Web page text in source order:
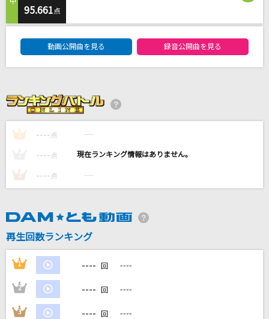
[生音]晴る
世界の中心で虹を叫んだサマー
虹のコンキスタドール
[生音]アイデア(ビデオクリップバージョン)
星野 源
私は、わたしの事が好き。
かぐや(cv.夏吉ゆうこ)
[生音]ギターと孤独と蒼い惑星
[生音]SUMMER SONG
YUI
DAMの新曲・ランキングなど
95.661 点
動画公開曲を見る 録音公開曲を見る
1 ---- 点 ----
---- 点 ----
3 ---- 点 ----
再生回数ランキング
1 ---- 回 ----
2 ---- 回 ----
3 ---- 回 ----